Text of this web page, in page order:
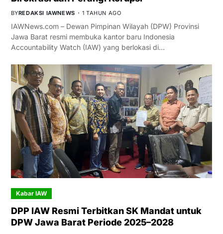
BYREDAKSI IAWNEWS 1 TAHUN AGO
IAWNews.com – Dewan Pimpinan Wilayah (DPW) Provinsi
Jawa Barat resmi membuka kantor baru Indonesia
Accountability Watch (IAW) yang berlokasi di…
Kabar IAW
DPP IAW Resmi Terbitkan SK Mandat untuk
DPW Jawa Barat Periode 2025–2028